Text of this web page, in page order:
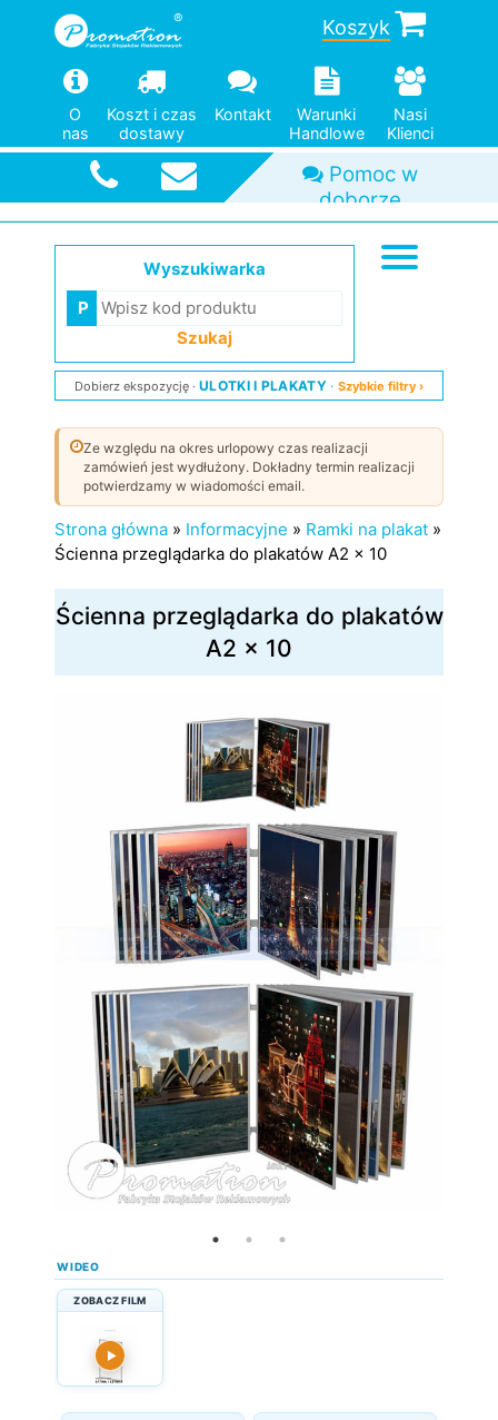
O
nas
Koszt i czas
dostawy
Kontakt
Warunki
Handlowe
Nasi
Klienci
Koszyk
Szybka
wysyłka
Od jednej
sztuki
Duży wybór
modeli
Pomoc w
doborze
Wyszukiwarka
Szukaj
Dobierz ekspozycję ULOTKI I PLAKATY Szybkie filtry ›
Ze względu na okres urlopowy czas realizacji
zamówień jest wydłużony. Dokładny termin realizacji
potwierdzamy w wiadomości email.
Strona główna » Informacyjne » Ramki na plakat »
Ścienna przeglądarka do plakatów A2 x 10
Ścienna przeglądarka do plakatów
A2 x 10
WIDEO
ZOBACZ FILM
▶